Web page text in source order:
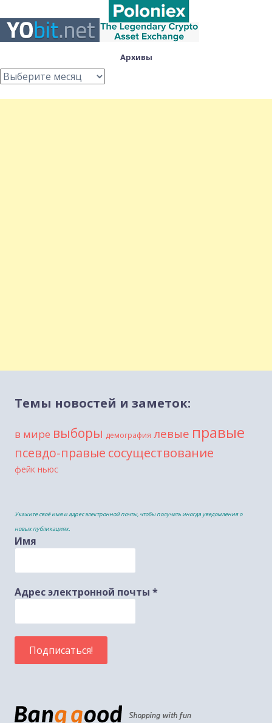
Архивы
Архивы
Темы новостей и заметок:
в мире выборы демография левые правые
псевдо-правые сосуществование
фейк ньюс
Укажите своё имя и адрес электронной почты, чтобы получать иногда уведомления о
новых публикациях.
Имя
Адрес электронной почты *